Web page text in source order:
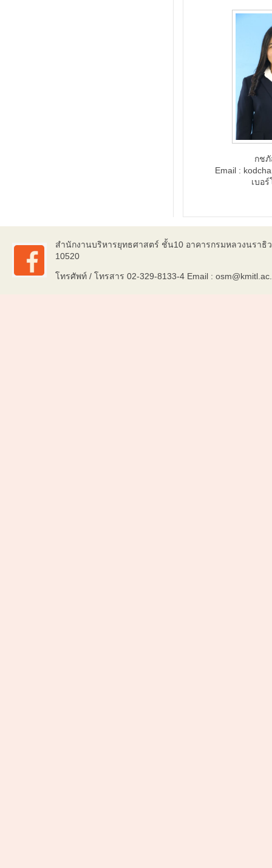
กชภั
Email :
เบอ
สำนักงานบริหารยุทธศาสตร์ ชั้น10 อาคารกรมหลวงนราธิ
10520
โทรศัพท์ / โทรสาร 02-329-8133-4 Email :